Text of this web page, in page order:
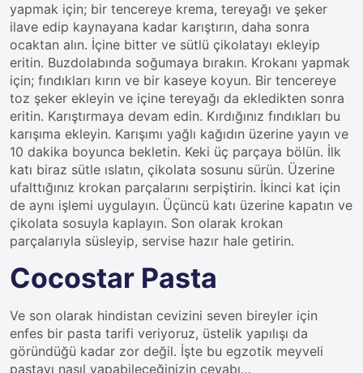
yapmak için; bir tencereye krema, tereyağı ve şeker
ilave edip kaynayana kadar karıştırın, daha sonra
ocaktan alın. İçine bitter ve sütlü çikolatayı ekleyip
eritin. Buzdolabında soğumaya bırakın. Krokanı yapmak
için; fındıkları kırın ve bir kaseye koyun. Bir tencereye
toz şeker ekleyin ve içine tereyağı da ekledikten sonra
eritin. Karıştırmaya devam edin. Kırdığınız fındıkları bu
karışıma ekleyin. Karışımı yağlı kağıdın üzerine yayın ve
10 dakika boyunca bekletin. Keki üç parçaya bölün. İlk
katı biraz sütle ıslatın, çikolata sosunu sürün. Üzerine
ufalttığınız krokan parçalarını serpiştirin. İkinci kat için
de aynı işlemi uygulayın. Üçüncü katı üzerine kapatın ve
çikolata sosuyla kaplayın. Son olarak krokan
parçalarıyla süsleyip, servise hazır hale getirin.
Cocostar Pasta
Ve son olarak hindistan cevizini seven bireyler için
enfes bir pasta tarifi veriyoruz, üstelik yapılışı da
göründüğü kadar zor değil. İşte bu egzotik meyveli
pastayı nasıl yapabileceğinizin cevabı…